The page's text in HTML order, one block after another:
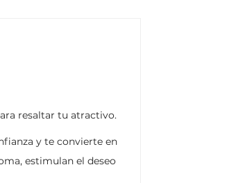
resaltar tu atractivo.
y te convierte en
estimulan el deseo